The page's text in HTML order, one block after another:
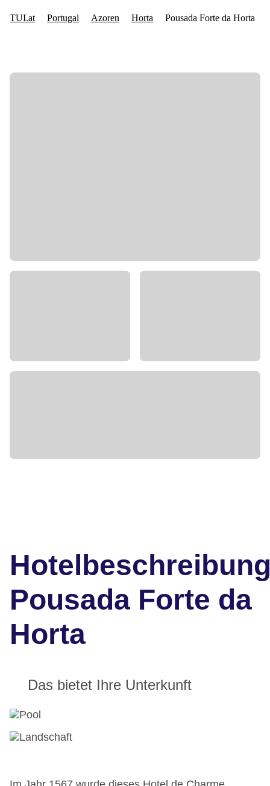
Pousada Forte da
Horta
Das bietet Ihre Unterkunft